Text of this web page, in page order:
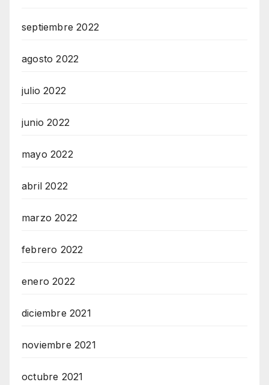
septiembre 2022
agosto 2022
julio 2022
junio 2022
mayo 2022
abril 2022
marzo 2022
febrero 2022
enero 2022
diciembre 2021
noviembre 2021
octubre 2021